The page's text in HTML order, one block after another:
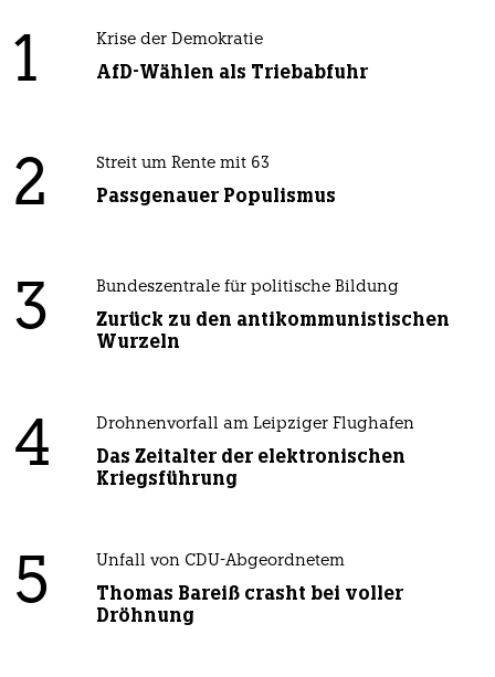
1 Krise der Demokratie
AfD-Wählen als Triebabfuhr
2 Streit um Rente mit 63
Passgenauer Populismus
3 Bundeszentrale für politische Bildung
Zurück zu den antikommunistischen
Wurzeln
4 Drohnenvorfall am Leipziger Flughafen
Das Zeitalter der elektronischen
Kriegsführung
5 Unfall von CDU-Abgeordnetem
Thomas Bareiß crasht bei voller
Dröhnung